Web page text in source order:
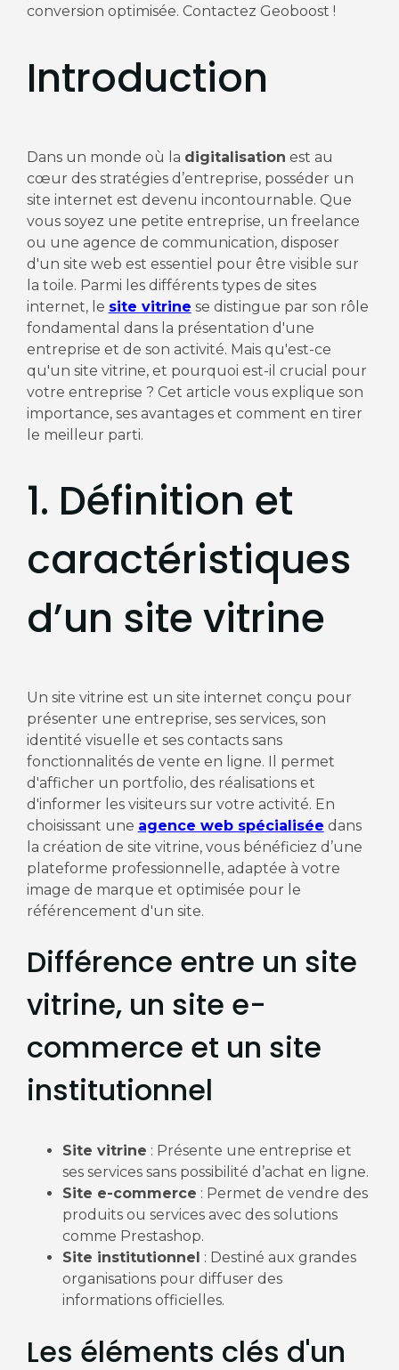
conversion optimisée. Contactez Geoboost !
Introduction
Dans un monde où la digitalisation est au
cœur des stratégies d’entreprise, posséder un
site internet est devenu incontournable. Que
vous soyez une petite entreprise, un freelance
ou une agence de communication, disposer
d'un site web est essentiel pour être visible sur
la toile. Parmi les différents types de sites
internet, le site vitrine se distingue par son rôle
fondamental dans la présentation d'une
entreprise et de son activité. Mais qu'est-ce
qu'un site vitrine, et pourquoi est-il crucial pour
votre entreprise ? Cet article vous explique son
importance, ses avantages et comment en tirer
le meilleur parti.
1. Définition et
caractéristiques
d’un site vitrine
Un site vitrine est un site internet conçu pour
présenter une entreprise, ses services, son
identité visuelle et ses contacts sans
fonctionnalités de vente en ligne. Il permet
d'afficher un portfolio, des réalisations et
d'informer les visiteurs sur votre activité. En
choisissant une agence web spécialisée dans
la création de site vitrine, vous bénéficiez d’une
plateforme professionnelle, adaptée à votre
image de marque et optimisée pour le
référencement d'un site.
Différence entre un site
vitrine, un site e-
commerce et un site
institutionnel
Site vitrine : Présente une entreprise et
ses services sans possibilité d’achat en ligne.
Site e-commerce : Permet de vendre des
produits ou services avec des solutions
comme Prestashop.
Site institutionnel : Destiné aux grandes
organisations pour diffuser des
informations officielles.
Les éléments clés d'un